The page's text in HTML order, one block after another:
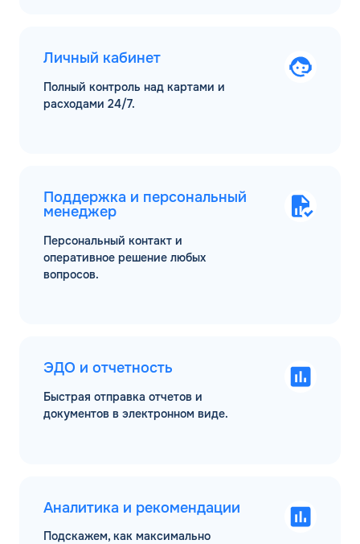
Личный кабинет
Полный контроль над картами и
расходами 24/7.
Поддержка и персональный
менеджер
Персональный контакт и
оперативное решение любых
вопросов.
ЭДО и отчетность
Быстрая отправка отчетов и
документов в электронном виде.
Аналитика и рекомендации
Подскажем, как максимально